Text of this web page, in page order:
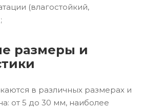
(влагостойкий,
размеры и
в различных размерах и
от 5 до 30 мм, наиболее